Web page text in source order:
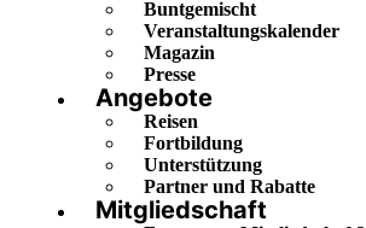
Buntgemischt
Veranstaltungskalender
Magazin
Presse
Angebote
Reisen
Fortbildung
Unterstützung
Partner und Rabatte
Mitgliedschaft